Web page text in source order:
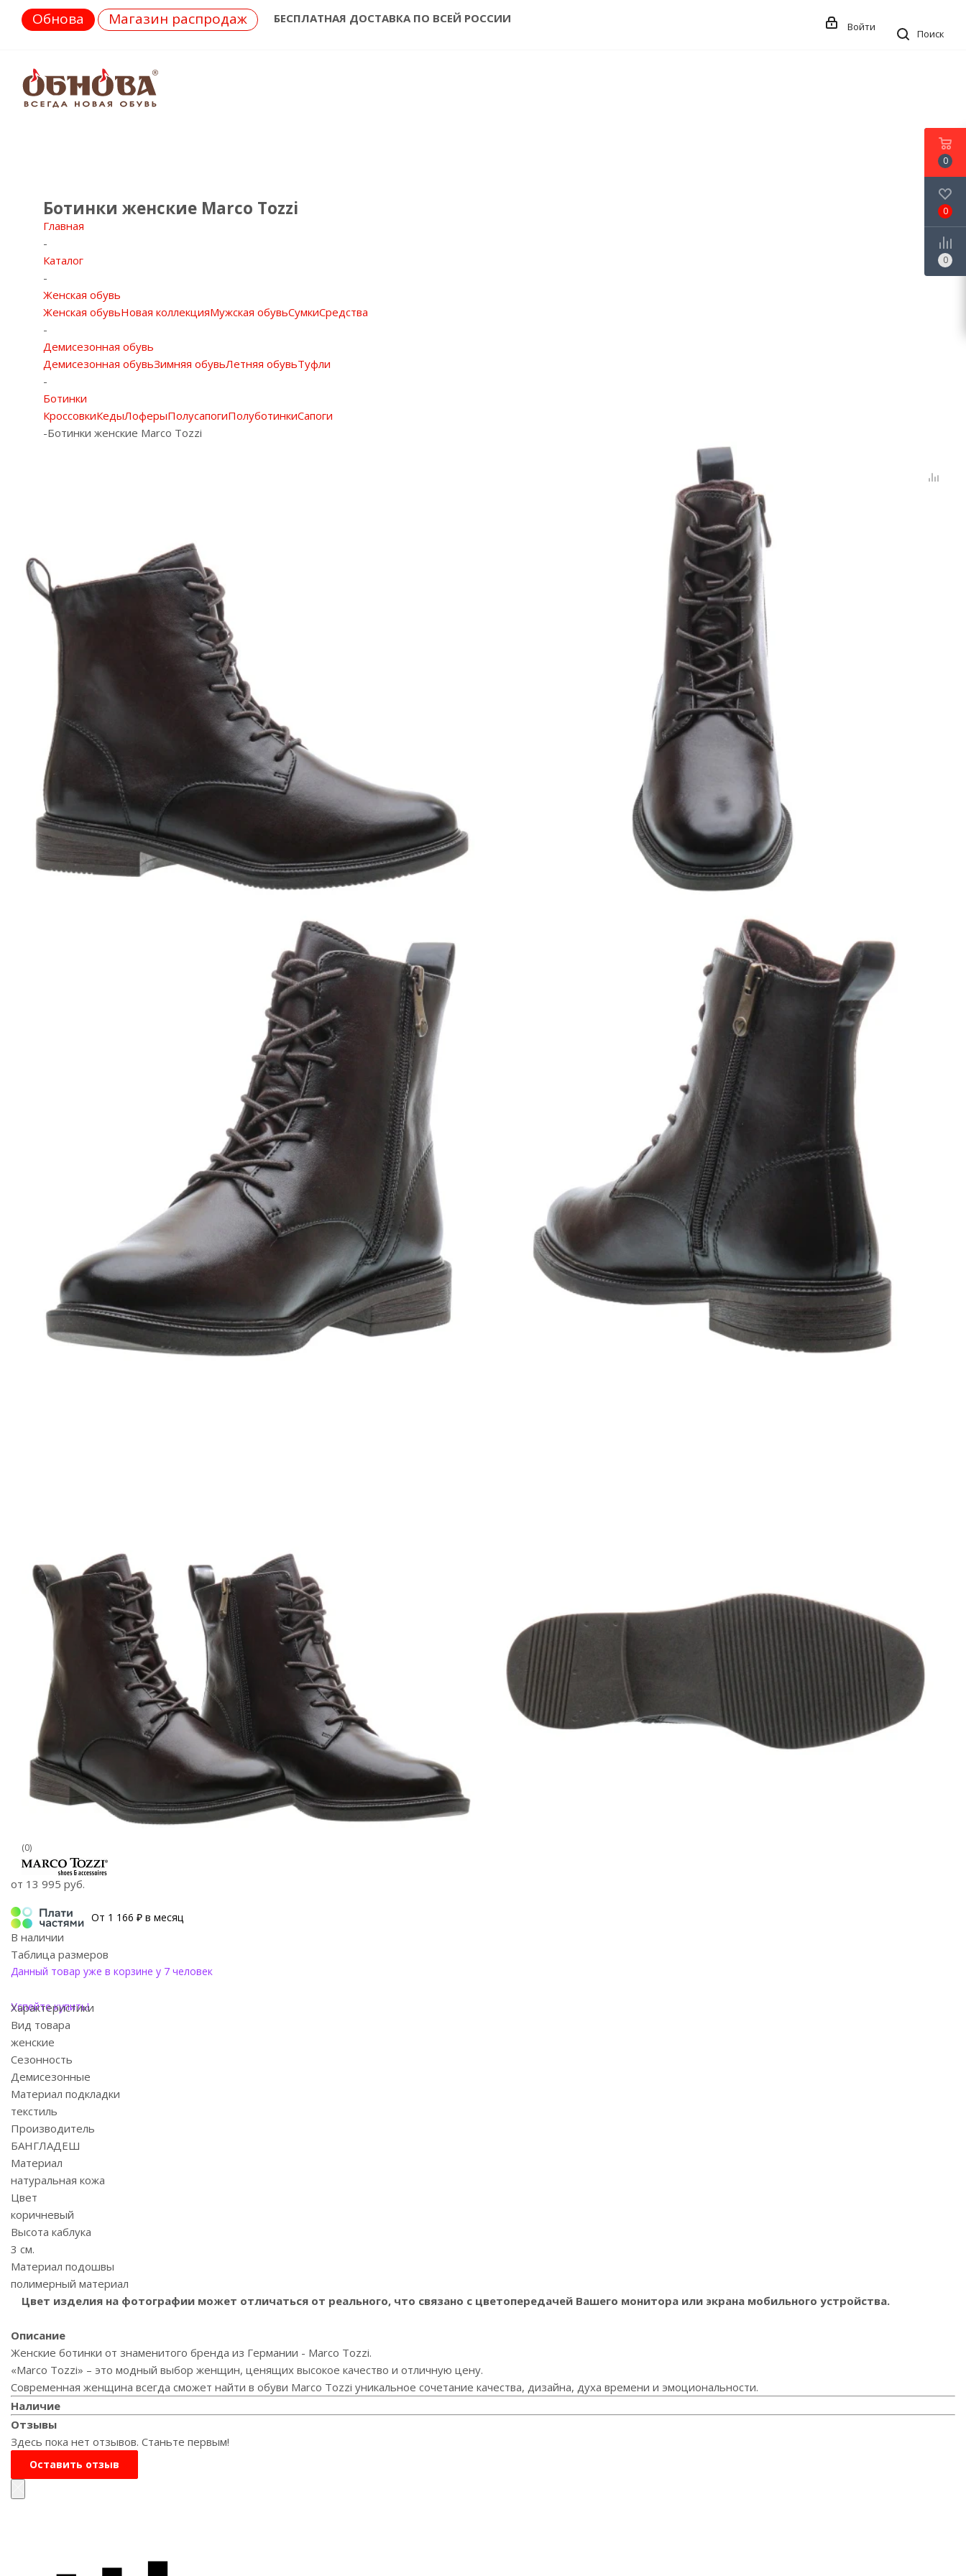
Обнова Магазин распродаж БЕСПЛАТНАЯ ДОСТАВКА ПО ВСЕЙ РОССИИ
Поиск
Войти
Ботинки женские Marco Tozzi
Главная
-
Каталог
-
Женская обувь
Женская обувьНовая коллекцияМужская обувьСумкиСредства
-
Демисезонная обувь
Демисезонная обувьЗимняя обувьЛетняя обувьТуфли
-
Ботинки
КроссовкиКедыЛоферыПолусапогиПолуботинкиСапоги
-Ботинки женские Marco Tozzi
(0)
от 13 995 руб.
От 1 166 ₽ в месяц
В наличии
Таблица размеров
Данный товар уже в корзине у 7 человек
Успейте купить!
Характеристики
Вид товара
женские
Сезонность
Демисезонные
Материал подкладки
текстиль
Производитель
БАНГЛАДЕШ
Материал
натуральная кожа
Цвет
коричневый
Высота каблука
3 см.
Материал подошвы
полимерный материал
Цвет изделия на фотографии может отличаться от реального, что связано с цветопередачей Вашего монитора или экрана мобильного устройства.
Описание
Женские ботинки от знаменитого бренда из Германии - Marco Tozzi.
«Marco Tozzi» – это модный выбор женщин, ценящих высокое качество и отличную цену.
Современная женщина всегда сможет найти в обуви Marco Tozzi уникальное сочетание качества, дизайна, духа времени и эмоциональности.
Наличие
Отзывы
Здесь пока нет отзывов. Станьте первым!
Оставить отзыв
0
0
0